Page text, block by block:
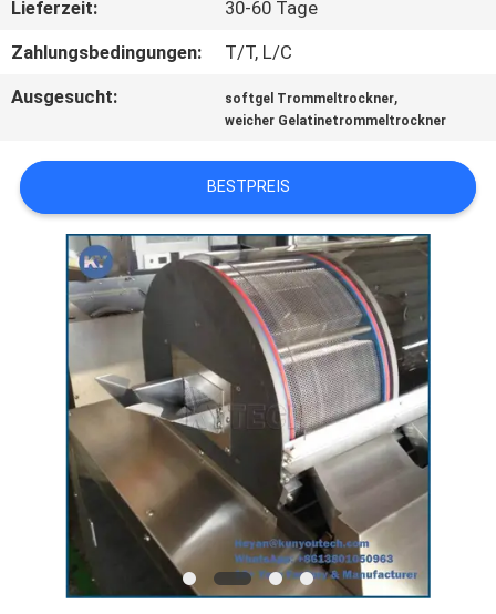
ANGEBOT
SITEMAP
PRIVACY
POLICY
Lieferzeit:
30-60 Tage
Zahlungsbedingungen:
T/T, L/C
Ausgesucht:
softgel Trommeltrockner,
weicher Gelatinetrommeltrockner
BESTPREIS